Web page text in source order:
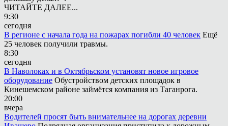
ЧИТАЙТЕ ДАЛЕЕ...
9:30
сегодня
В регионе с начала года на пожарах погибли 40 человек Ещё
25 человек получили травмы.
8:30
сегодня
В Наволоках и в Октябрьском установят новое игровое
оборудование Обустройством детских площадок в
Кинешемском районе займётся компания из Таганрога.
20:00
вчера
Водителей просят быть внимательнее на дорогах деревни